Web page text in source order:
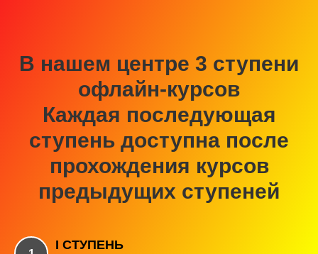
В нашем центре 3 ступени
офлайн-курсов
Каждая последующая
ступень доступна после
прохождения курсов
предыдущих ступеней
I СТУПЕНЬ